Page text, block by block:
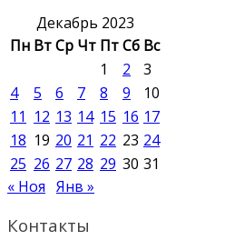
Декабрь 2023
Пн ВтСр Чт ПтСб Вс
1
2
3
4
5 6 7 8 9
10
11 12 13 14 15 16 17
18 19 20 21 22 23 24
25 26 27 28 29 30 31
« Ноя Янв »
Контакты